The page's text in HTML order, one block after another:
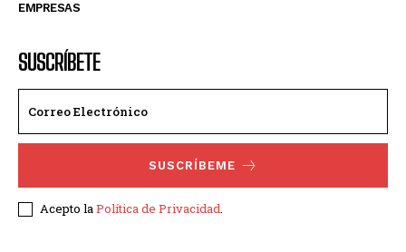
EMPRESAS
SUSCRÍBETE
SUSCRÍBEME
Acepto laPolítica de Privacidad.